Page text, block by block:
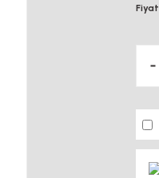
Fiyat